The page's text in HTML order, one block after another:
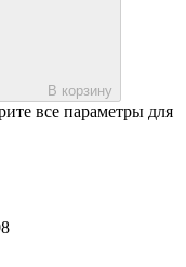
В корзину
все параметры для